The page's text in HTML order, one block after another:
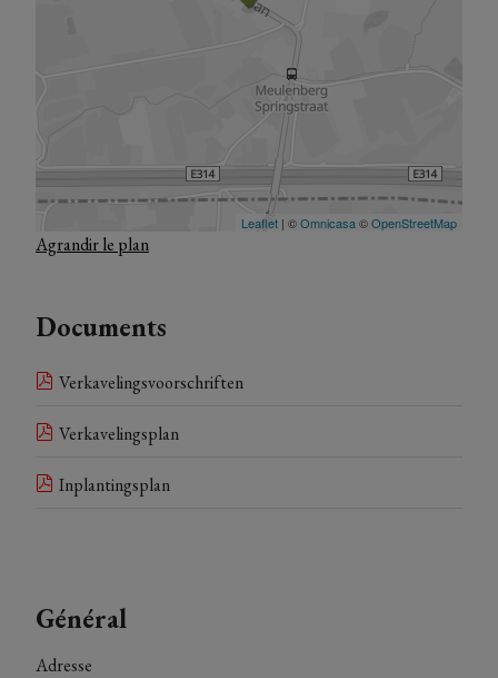
Agrandir le plan
Documents
Verkavelingsvoorschriften
Verkavelingsplan
Inplantingsplan
Général
Adresse